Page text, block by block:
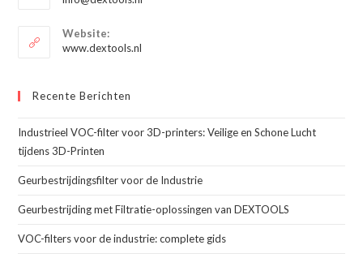
je
toepassing
Website:
www.dextools.nl
Recente Berichten
Industrieel VOC-filter voor 3D-printers: Veilige en Schone Lucht
tijdens 3D-Printen
Geurbestrijdingsfilter voor de Industrie
Geurbestrijding met Filtratie-oplossingen van DEXTOOLS
VOC-filters voor de industrie: complete gids